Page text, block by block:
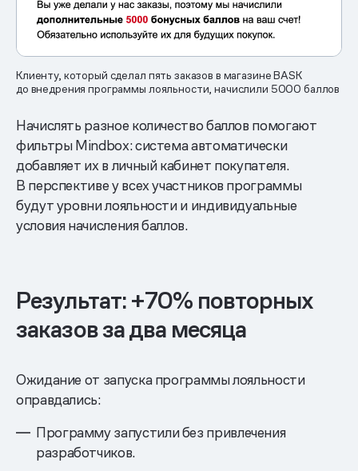
Клиенту, который сделал пять заказов в магазине BASK
до внедрения программы лояльности, начислили 5000 баллов
Начислять разное количество баллов помогают
фильтры Mindbox: система автоматически
добавляет их в личный кабинет покупателя.
В перспективе у всех участников программы
будут уровни лояльности и индивидуальные
условия начисления баллов.
Результат: +70% повторных
заказов за два месяца
Ожидание от запуска программы лояльности
оправдались:
Программу запустили без привлечения
разработчиков.